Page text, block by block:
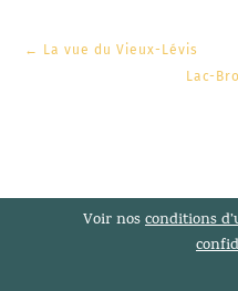
← La vue du Vieux-Lévis
Lac-
Voir nosconditions